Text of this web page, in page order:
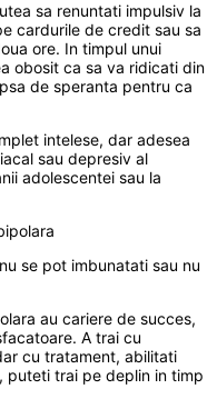
sa renuntati impulsiv la
cardurile de credit sau sa
ore. In timpul unui
obosit ca sa va ridicati din
de speranta pentru ca
intelese, dar adesea
sau depresiv al
adolescentei sau la
se pot imbunatati sau nu
au cariere de succes,
A trai cu
cu tratament, abilitati
puteti trai pe deplin in timp